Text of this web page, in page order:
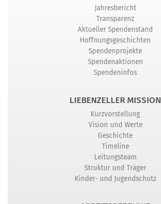
Jahresbericht
Transparenz
Aktueller Spendenstand
Hoffnungsgeschichten
Spendenprojekte
Spendenaktionen
Spendeninfos
LIEBENZELLER MISSION
Kurzvorstellung
Vision und Werte
Geschichte
Timeline
Leitungsteam
Struktur und Träger
Kinder- und Jugendschutz